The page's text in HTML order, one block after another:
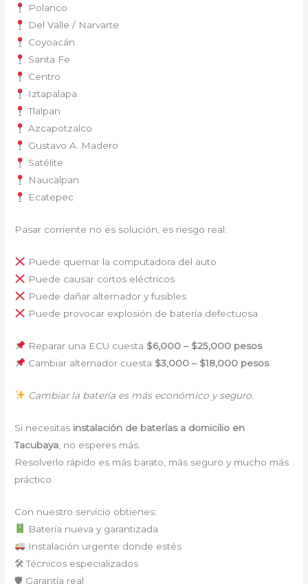
Polanco
Del Valle / Narvarte
Coyoacán
Santa Fe
Centro
Iztapalapa
Tlalpan
Azcapotzalco
Gustavo A. Madero
Satélite
Naucalpan
Ecatepec
Pasar corriente no es solución, es riesgo real:
Puede quemar la computadora del auto
Puede causar cortos eléctricos
Puede dañar alternador y fusibles
Puede provocar explosión de batería defectuosa
Reparar una ECU cuesta $6,000 – $25,000 pesos
Cambiar alternador cuesta $3,000 – $18,000 pesos
Cambiar la batería es más económico y seguro.
Si necesitas instalación de baterías a domicilio en
Tacubaya , no esperes más.
Resolverlo rápido es más barato, más seguro y mucho más
práctico.
Con nuestro servicio obtienes:
Batería nueva y garantizada
Instalación urgente donde estés
🛠 Técnicos especializados
🛡 Garantía real